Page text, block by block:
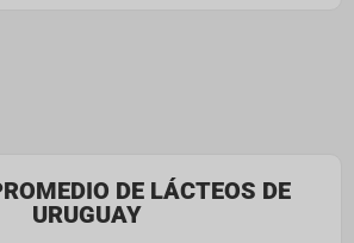
DE LÁCTEOS DE
URUGUAY